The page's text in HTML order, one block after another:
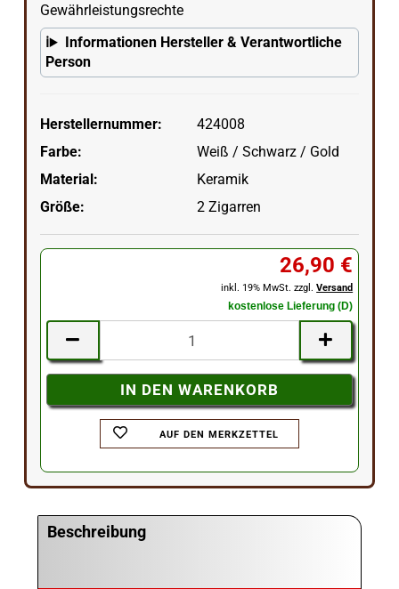
Gewährleistungsrechte
Informationen Hersteller & Verantwortliche
Person
Herstellernummer:
424008
Farbe:
Weiß / Schwarz / Gold
Material:
Keramik
Größe:
2 Zigarren
26,90 €
inkl. 19% MwSt. zzgl.Versand
kostenlose Lieferung (D)
AUF DEN MERKZETTEL
Beschreibung